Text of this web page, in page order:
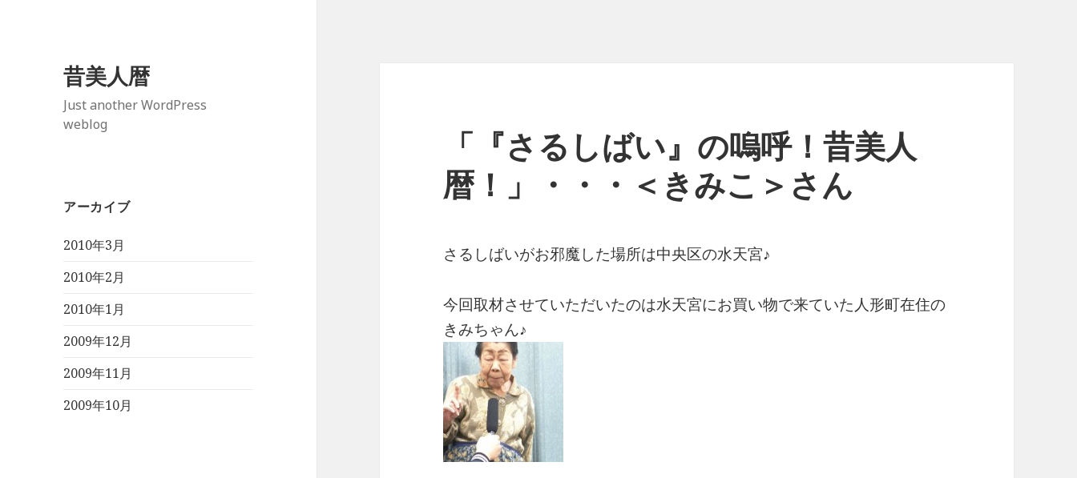
昔美人暦
Just another WordPress
weblog
アーカイブ
2010年3月
2010年2月
2010年1月
2009年12月
2009年11月
2009年10月
「『さるしばい』の嗚呼！昔美人
暦！」・・・＜きみこ＞さん
さるしばいがお邪魔した場所は中央区の水天宮♪
今回取材させていただいたのは水天宮にお買い物で来ていた人形町在住の
きみちゃん♪